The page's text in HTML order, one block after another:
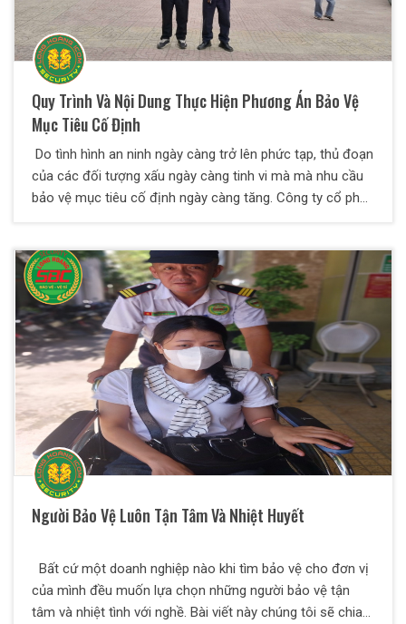
Quy Trình Và Nội Dung Thực Hiện Phương Án Bảo Vệ
Mục Tiêu Cố Định
Do tình hình an ninh ngày càng trở lên phức tạp, thủ đoạn
của các đối tượng xấu ngày càng tinh vi mà mà nhu cầu
bảo vệ mục tiêu cố định ngày càng tăng. Công ty cổ phần
Người Bảo Vệ Luôn Tận Tâm Và Nhiệt Huyết
Bất cứ một doanh nghiệp nào khi tìm bảo vệ cho đơn vị
của mình đều muốn lựa chọn những người bảo vệ tận
tâm và nhiệt tình với nghề. Bài viết này chúng tôi sẽ chia